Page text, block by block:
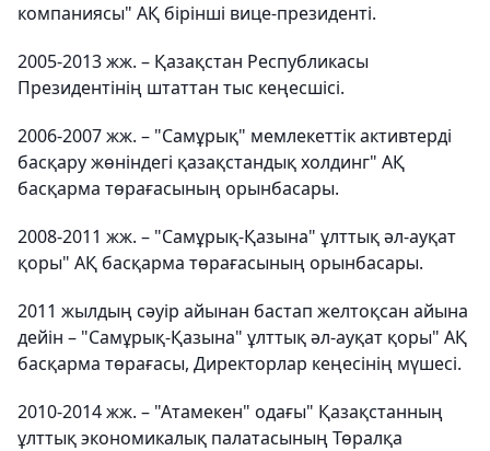
компаниясы" АҚ бірінші вице-президенті.
2005-2013 жж. – Қазақстан Республикасы
Президентінің штаттан тыс кеңесшісі.
2006-2007 жж. – "Самұрық" мемлекеттік активтерді
басқару жөніндегі қазақстандық холдинг" АҚ
басқарма төрағасының орынбасары.
2008-2011 жж. – "Самұрық-Қазына" ұлттық әл-ауқат
қоры" АҚ басқарма төрағасының орынбасары.
2011 жылдың сәуір айынан бастап желтоқсан айына
дейін – "Самұрық-Қазына" ұлттық әл-ауқат қоры" АҚ
басқарма төрағасы, Директорлар кеңесінің мүшесі.
2010-2014 жж. – "Атамекен" одағы" Қазақстанның
ұлттық экономикалық палатасының Төралқа